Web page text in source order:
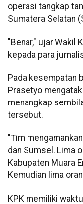
operasi tangkap
Sumatera Selatan
"Benar," ujar Wakil
kepada para
Pada kesempatan
Prasetyo
menangkap
tersebut.
"Tim
dan Sumsel. Lima
Kabupaten Muara
Kemudian lima
KPK memiliki